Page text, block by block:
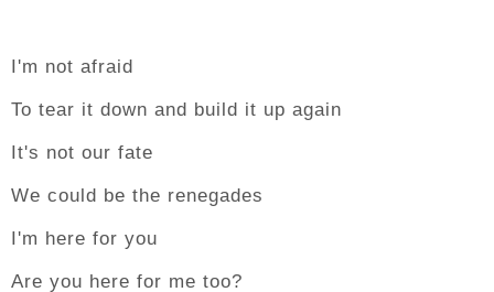
I'm not afraid
To tear it down and build it up again
It's not our fate
We could be the renegades
I'm here for you
Are you here for me too?